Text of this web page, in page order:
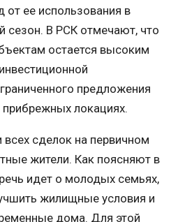
ее использования в
сезон. В РСК отмечают, что
остается высоким
предложения
локациях.
сделок на первичном
жители. Как поясняют в
идет о молодых семьях,
жилищные условия и
дома. Для этой